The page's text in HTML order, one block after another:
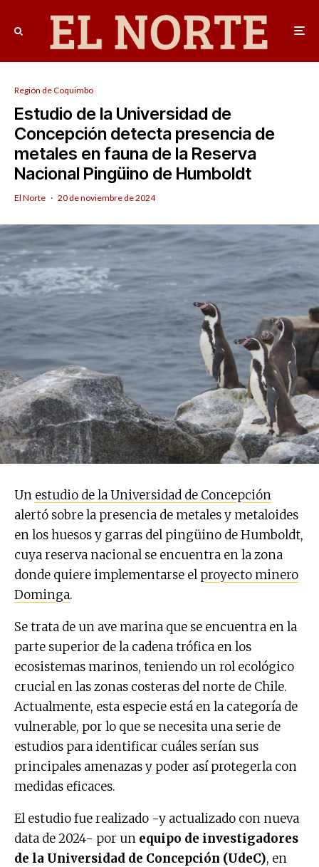
Región de Coquimbo
Estudio de la Universidad de
Concepción detecta presencia de
metales en fauna de la Reserva
Nacional Pingüino de Humboldt
El Norte · 20 de noviembre de 2024
Un estudio de la Universidad de Concepción
alertó sobre la presencia de metales y metaloides
en los huesos y garras del pingüino de Humboldt,
cuya reserva nacional se encuentra en la zona
donde quiere implementarse elproyecto minero
Dominga.
Se trata de un ave marina que se encuentra en la
parte superior de la cadena trófica en los
ecosistemas marinos, teniendo un rol ecológico
crucial en las zonas costeras del norte de Chile.
Actualmente, esta especie está en la categoría de
vulnerable, por lo que se necesita una serie de
estudios para identificar cuáles serían sus
principales amenazas y poder así protegerla con
medidas eficaces.
El estudio fue realizado -y actualizado con nueva
data de 2024- por un equipo de investigadores
de la Universidad de Concepción (UdeC), en